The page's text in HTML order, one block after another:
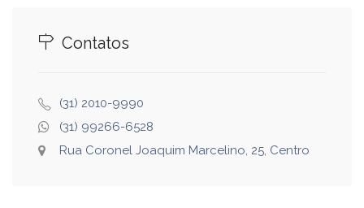
Contatos
(31) 2010-9990
(31) 99266-6528
Rua Coronel Joaquim Marcelino, 25, Centro